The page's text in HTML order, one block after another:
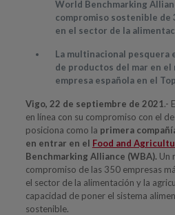
World Benchmarking
compromiso sostenible de
en el sector de la
La multinacional pesquera
de productos del mar en el
empresa española en el
Vigo, 22 de septiembre de 2021.-
en línea con su compromiso con el
posiciona como la primera
en entrar en el Food and
Benchmarking Alliance (WBA). Un
compromiso de las 350 empresas
el sector de la alimentación y la
capacidad de poner el sistema
sostenible.